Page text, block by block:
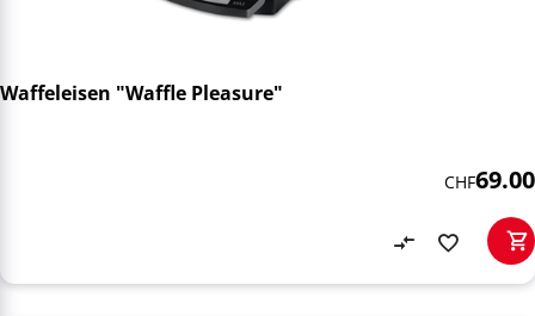
Waffeleisen "Waffle Pleasure"
CHF69.00